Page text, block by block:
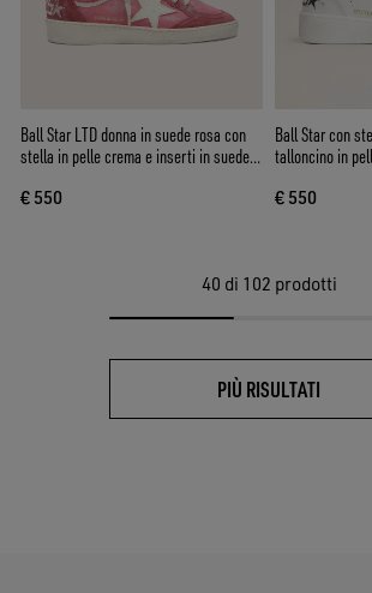
Ball Star LTD donna in suede rosa con
stella in pelle crema e inserti in suede
€ 550
Ball Star con
talloncino in
€ 550
40 di 102 prodotti
PIÙ RISULTATI